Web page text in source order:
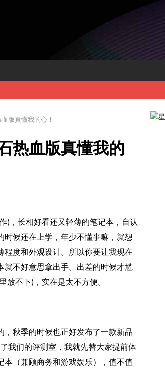
版真懂我的心！
热血版真懂我的
，长相好看还又轻薄的笔记本，自认
时候还在上学，年少不懂事嘛，就想
度和外观设计。所以你要让我现在
就不好意思拿出手。出差的时候才尴
不下)，实在是太不方便。
秋季的时候也正好发布了一款新品
我们的评测室，我就先替大家提前体
（兼顾商务和游戏娱乐），值不值